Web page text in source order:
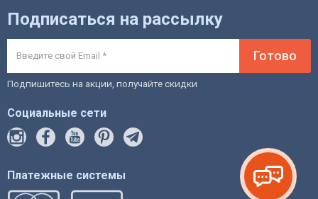
Подписаться на рассылку
Готово
Подпишитесь на акции, получайте скидки
Социальные сети
Платежные системы